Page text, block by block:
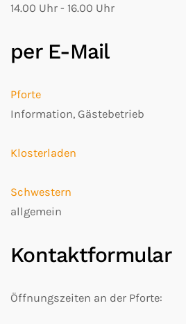
14.00 Uhr - 16.00 Uhr
per E-Mail
Pforte
Information, Gästebetrieb
Klosterladen
Schwestern
allgemein
Kontaktformular
Öffnungszeiten an der Pforte: